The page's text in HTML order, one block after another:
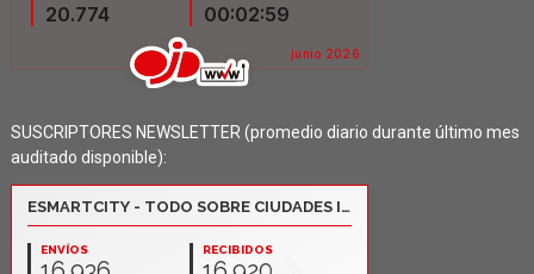
SUSCRIPTORES NEWSLETTER (promedio diario durante último mes
auditado disponible):